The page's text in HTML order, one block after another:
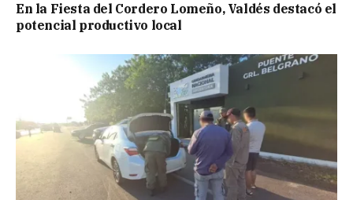
En la Fiesta del Cordero Lomeño, Valdés destacó el
potencial productivo local